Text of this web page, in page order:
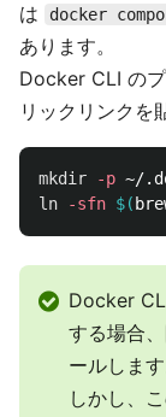
は
docker
あります。
Docker CLI の
リックリンクを
mkdir -p
ln
-sfn $(
Docker
する場合、
ールします
しかし、